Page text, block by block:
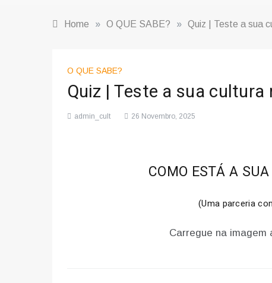
Home » O QUE SABE? » Quiz | Teste a sua
O QUE SABE?
Quiz | Teste a sua cultura
admin_cult 26 Novembro, 2025
COMO ESTÁ A
(Uma parceria
Carregue na imagem